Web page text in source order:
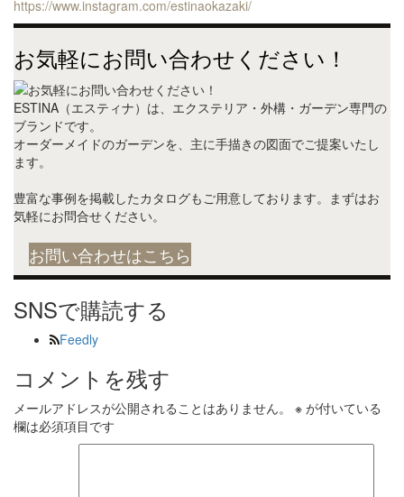
https://www.instagram.com/estinaokazaki/
お気軽にお問い合わせください！
ESTINA（エスティナ）は、エクステリア・外構・ガーデン専門の
ブランドです。
オーダーメイドのガーデンを、主に手描きの図面でご提案いたし
ます。
豊富な事例を掲載したカタログもご用意しております。まずはお
気軽にお問合せください。
お問い合わせはこちら
SNSで購読する
Feedly
コメントを残す
メールアドレスが公開されることはありません。 ※ が付いている
欄は必須項目です